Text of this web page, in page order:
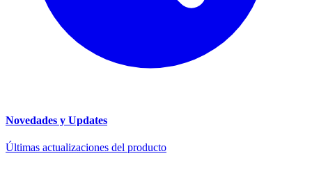
Novedades y Updates
Últimas actualizaciones del producto